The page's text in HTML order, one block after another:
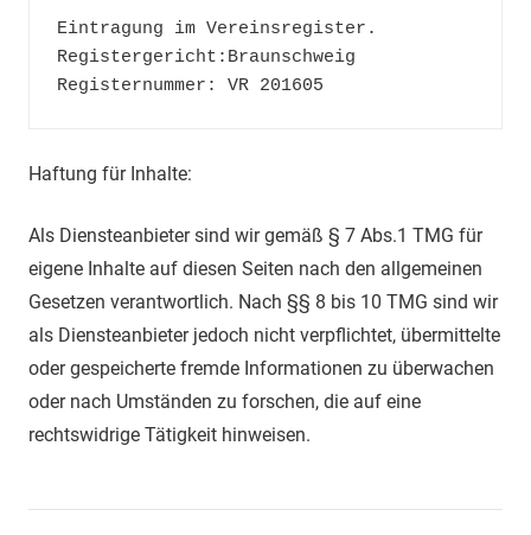
Eintragung im Vereinsregister.
Registergericht:Braunschweig
Registernummer: VR 201605
Haftung für Inhalte:
Als Diensteanbieter sind wir gemäß § 7 Abs.1 TMG für
eigene Inhalte auf diesen Seiten nach den allgemeinen
Gesetzen verantwortlich. Nach §§ 8 bis 10 TMG sind wir
als Diensteanbieter jedoch nicht verpflichtet, übermittelte
oder gespeicherte fremde Informationen zu überwachen
oder nach Umständen zu forschen, die auf eine
rechtswidrige Tätigkeit hinweisen.